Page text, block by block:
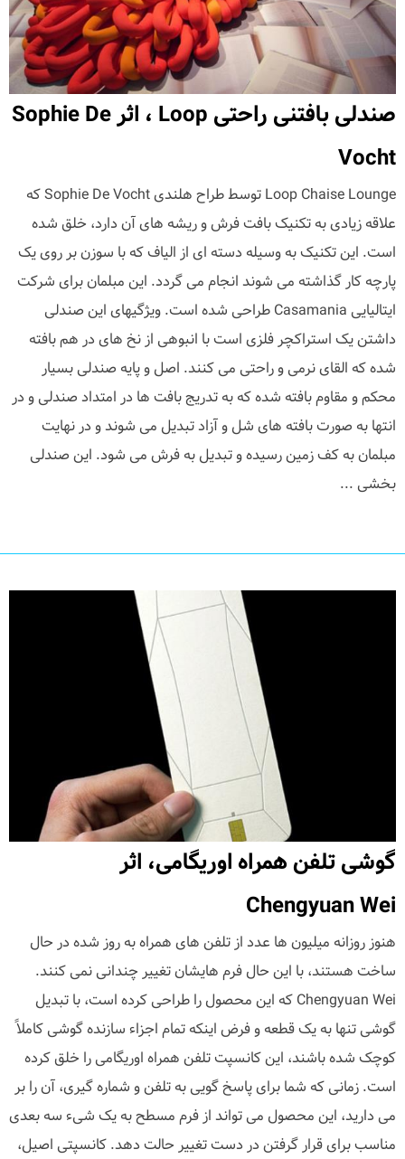
صندلی بافتنی راحتی Loop ، اثر Sophie De
Vocht
Loop Chaise Lounge توسط طراح هلندی Sophie De Vocht که
علاقه زیادی به تکنیک بافت فرش و ریشه های آن دارد، خلق شده
است. این تکنیک به وسیله دسته ای از الیاف که با سوزن بر روی یک
پارچه کار گذاشته می شوند انجام می گردد. این مبلمان برای شرکت
ایتالیایی Casamania طراحی شده است. ویژگیهای این صندلی
داشتن یک استراکچر فلزی است با انبوهی از نخ های در هم بافته
شده که القای نرمی و راحتی می کنند. اصل و پایه صندلی بسیار
محکم و مقاوم بافته شده که به تدریج بافت ها در امتداد صندلی و در
انتها به صورت بافته های شل و آزاد تبدیل می شوند و در نهایت
مبلمان به کف زمین رسیده و تبدیل به فرش می شود. این صندلی
بخشی ...
گوشی تلفن همراه اوریگامی، اثر
Chengyuan Wei
هنوز روزانه میلیون ها عدد از تلفن های همراه به روز شده در حال
ساخت هستند، با این حال فرم هایشان تغییر چندانی نمی کنند.
Chengyuan Wei که این محصول را طراحی کرده است، با تبدیل
گوشی تنها به یک قطعه و فرض اینکه تمام اجزاء سازنده گوشی کاملاً
کوچک شده باشند، این کانسپت تلفن همراه اوریگامی را خلق کرده
است. زمانی که شما برای پاسخ گویی به تلفن و شماره گیری، آن را بر
می دارید، این محصول می تواند از فرم مسطح به یک شیء سه بعدی
مناسب برای قرار گرفتن در دست تغییر حالت دهد. کانسپتی اصیل،